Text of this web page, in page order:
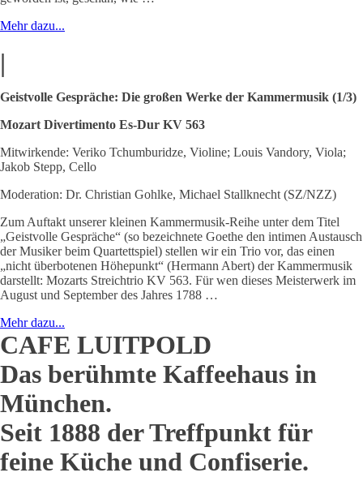
Mehr dazu...
|
Geistvolle Gespräche: Die großen Werke der Kammermusik (1/3)
Mozart Divertimento Es-Dur KV 563
Mitwirkende: Veriko Tchumburidze, Violine; Louis Vandory, Viola;
Jakob Stepp, Cello
Moderation: Dr. Christian Gohlke, Michael Stallknecht (SZ/NZZ)
Zum Auftakt unserer kleinen Kammermusik-Reihe unter dem Titel
„Geistvolle Gespräche“ (so bezeichnete Goethe den intimen Austausch
der Musiker beim Quartettspiel) stellen wir ein Trio vor, das einen
„nicht überbotenen Höhepunkt“ (Hermann Abert) der Kammermusik
darstellt: Mozarts Streichtrio KV 563. Für wen dieses Meisterwerk im
August und September des Jahres 1788 …
Mehr dazu...
CAFE LUITPOLD
Das berühmte Kaffeehaus in
München.
Seit 1888 der Treffpunkt für
feine Küche und Confiserie.